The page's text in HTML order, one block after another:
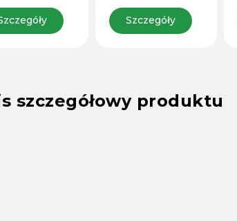
Szczegóły
szczegółowy produktu